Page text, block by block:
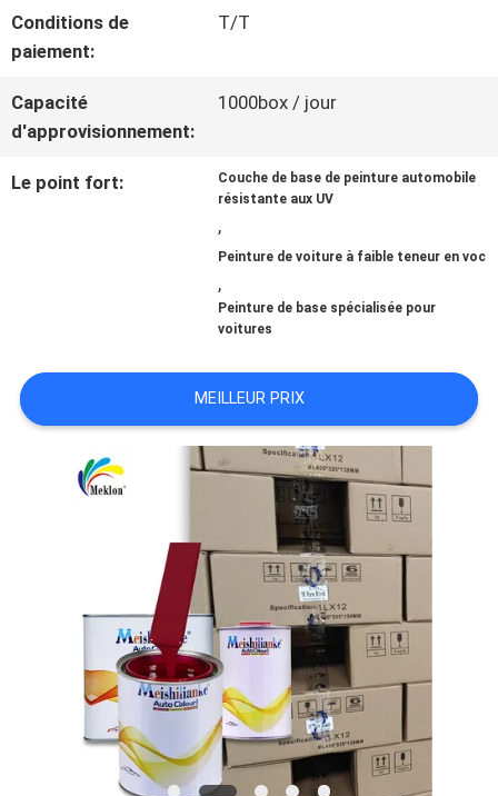
LA
QUALITÉ
DE
SOUMISSION
SITEMAP
CONFIDENTIALITÉ
Conditions de
paiement:
T/T
Capacité
d'approvisionnement:
1000box / jour
Le point fort:
Couche de base de peinture automobile
résistante aux UV
,
Peinture de voiture à faible teneur en voc
,
Peinture de base spécialisée pour
voitures
MEILLEUR PRIX